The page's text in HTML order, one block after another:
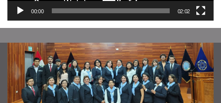
00:00 02:02